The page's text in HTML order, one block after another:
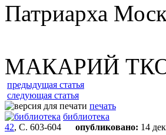
Патриарха
МАКАРИЙ
предыдущая статья
следующая статья
печать
библиотека
42, С. 603-604 опубликовано: 14